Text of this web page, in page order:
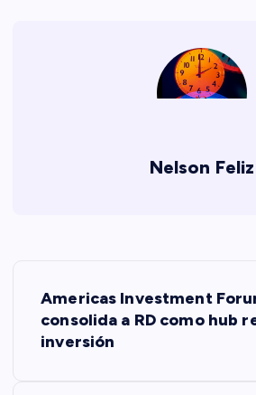
Nelson Feliz
Americas Investment
consolida a RD como hub
inversión